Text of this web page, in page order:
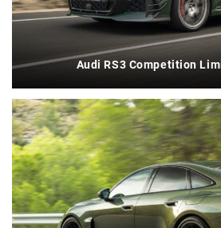
Audi RS3 Competition